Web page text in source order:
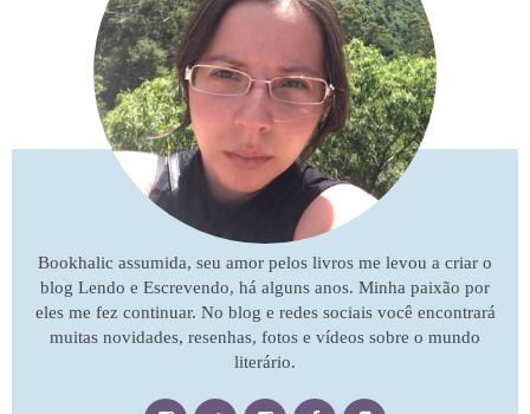
Bookhalic assumida, seu amor pelos livros me levou a criar o
blog Lendo e Escrevendo, há alguns anos. Minha paixão por
eles me fez continuar. No blog e redes sociais você encontrará
muitas novidades, resenhas, fotos e vídeos sobre o mundo
literário.